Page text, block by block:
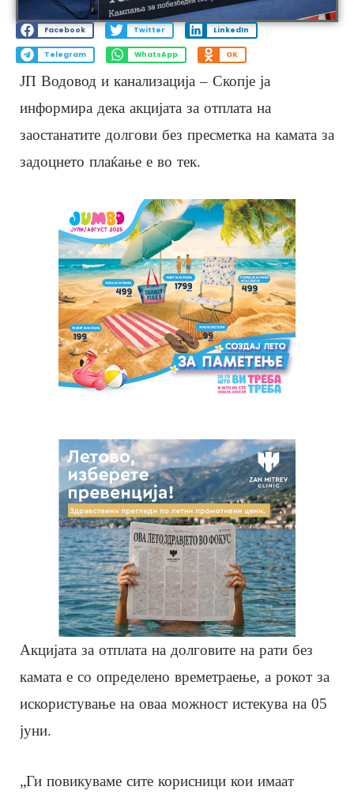
Facebook Twitter LinkedIn
Telegram WhatsApp OK
ЈП Водовод и канализација – Скопје ја
информира дека акцијата за отплата на
заостанатите долгови без пресметка на камата за
задоцнето плаќање е во тек.
Акцијата за отплата на долговите на рати без
камата е со определено времетраење, а рокот за
искористување на оваа можност истекува на 05
јуни.
„Ги повикуваме сите корисници кои имаат